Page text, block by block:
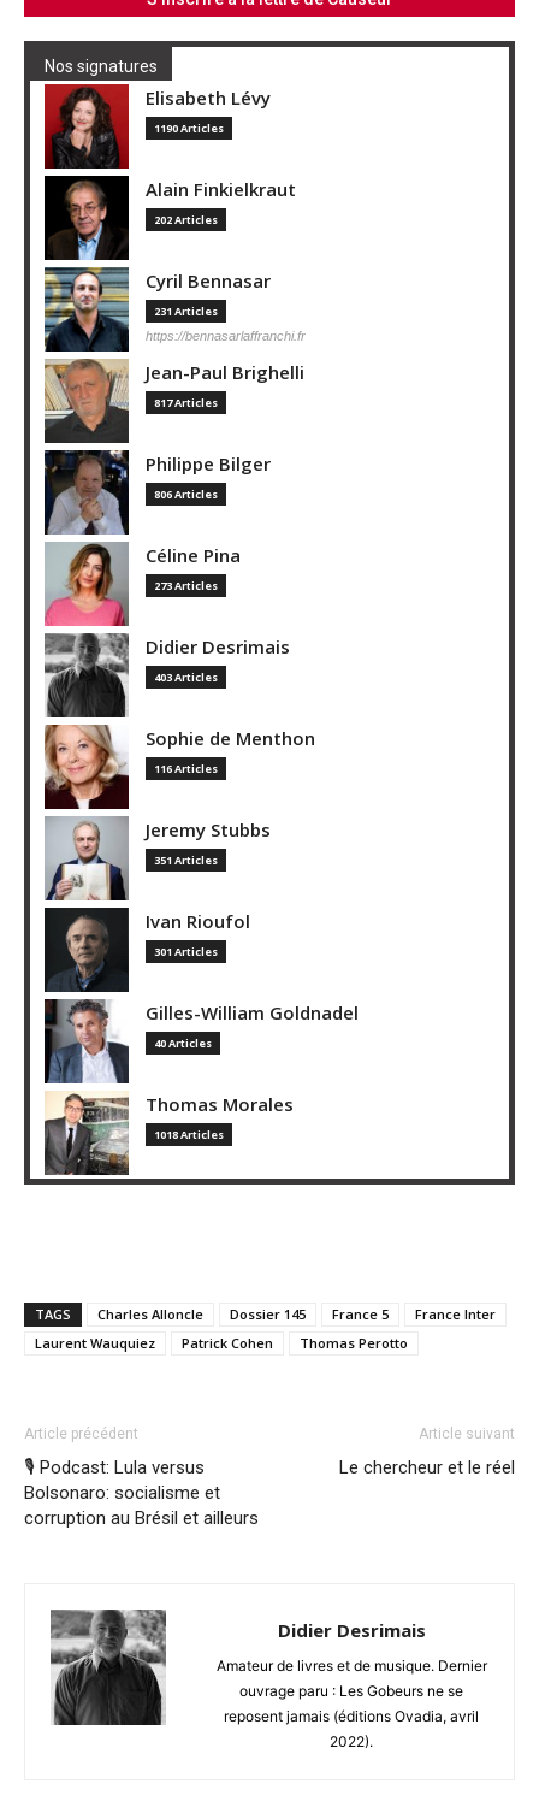
Nos signatures
Elisabeth Lévy
1190 Articles
Alain Finkielkraut
202 Articles
Cyril Bennasar
231 Articles
https://bennasarlaffranchi.fr
Jean-Paul Brighelli
817 Articles
Philippe Bilger
806 Articles
Céline Pina
273 Articles
Didier Desrimais
403 Articles
Sophie de Menthon
116 Articles
Jeremy Stubbs
351 Articles
Ivan Rioufol
301 Articles
Gilles-William Goldnadel
40 Articles
Thomas Morales
1018 Articles
TAGS Charles Alloncle Dossier 145 France 5
France Inter
Laurent Wauquiez
Patrick Cohen Thomas Perotto
Article précédent
🎙️ Podcast: Lula versus
Bolsonaro: socialisme et
corruption au Brésil et ailleurs
Article suivant
Le chercheur et le réel
Didier Desrimais
Amateur de livres et de musique. Dernier
ouvrage paru : Les Gobeurs ne se
reposent jamais (éditions Ovadia, avril
2022).